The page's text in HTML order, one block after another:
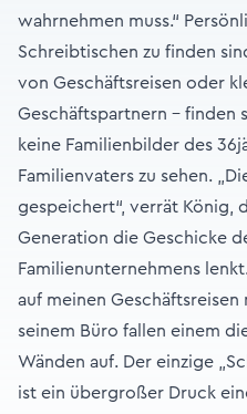
wahrnehmen muss.“
Schreibtischen zu finden
von Geschäftsreisen oder
Geschäftspartnern - finden
keine Familienbilder des
Familienvaters zu sehen.
gespeichert“, verrät König,
Generation die Geschicke
Familienunternehmens
auf meinen Geschäftsreisen
seinem Büro fallen einem
Wänden auf. Der einzige
ist ein übergroßer Druck